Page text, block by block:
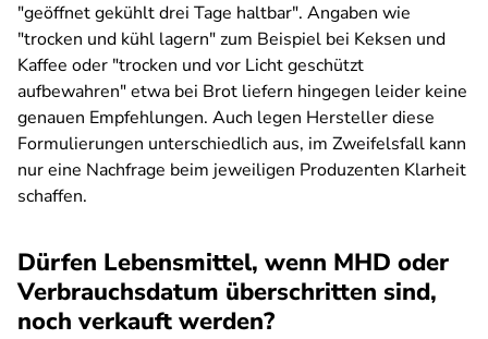
"geöffnet gekühlt drei Tage haltbar". Angaben wie
"trocken und kühl lagern" zum Beispiel bei Keksen und
Kaffee oder "trocken und vor Licht geschützt
aufbewahren" etwa bei Brot liefern hingegen leider keine
genauen Empfehlungen. Auch legen Hersteller diese
Formulierungen unterschiedlich aus, im Zweifelsfall kann
nur eine Nachfrage beim jeweiligen Produzenten Klarheit
schaffen.
Dürfen Lebensmittel, wenn MHD oder
Verbrauchsdatum überschritten sind,
noch verkauft werden?